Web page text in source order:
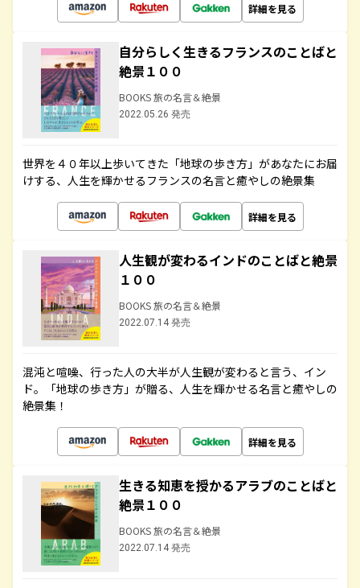
詳細を見る
自分らしく生きるフランスのことばと
絶景１００
BOOKS 旅の名言＆絶景
2022.05.26 発売
世界を４０年以上歩いてきた「地球の歩き方」があなたにお届
けする、人生を輝かせるフランスの名言と癒やしの絶景集
詳細を見る
人生観が変わるインドのことばと絶景
１００
BOOKS 旅の名言＆絶景
2022.07.14 発売
混沌と喧噪、行った人の大半が人生観が変わると言う、イン
ド。「地球の歩き方」が贈る、人生を輝かせる名言と癒やしの
絶景集！
詳細を見る
生きる知恵を授かるアラブのことばと
絶景１００
BOOKS 旅の名言＆絶景
2022.07.14 発売